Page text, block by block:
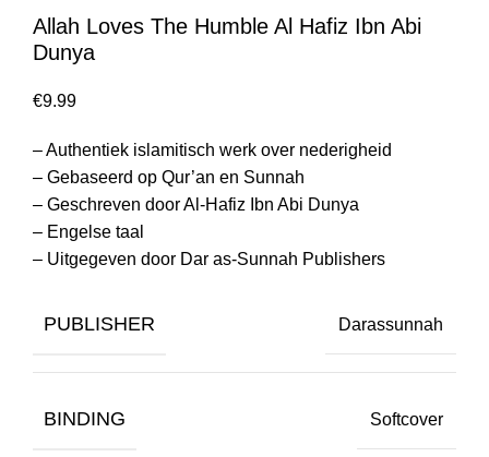
Allah Loves The Humble Al Hafiz Ibn Abi
Dunya
€
– Authentiek islamitisch werk over nederigheid
– Gebaseerd op Qur’an en Sunnah
– Geschreven door Al-Hafiz Ibn Abi Dunya
– Engelse taal
– Uitgegeven door Dar as-Sunnah Publishers
PUBLISHER Darassunnah
BINDING Softcover